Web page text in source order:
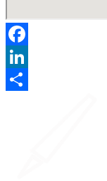
Facebook
LinkedIn